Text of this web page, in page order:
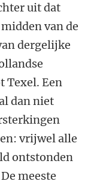
uit dat
van de
dergelijke
Texel. Een
dan niet
vrijwel alle
ontstonden
meeste